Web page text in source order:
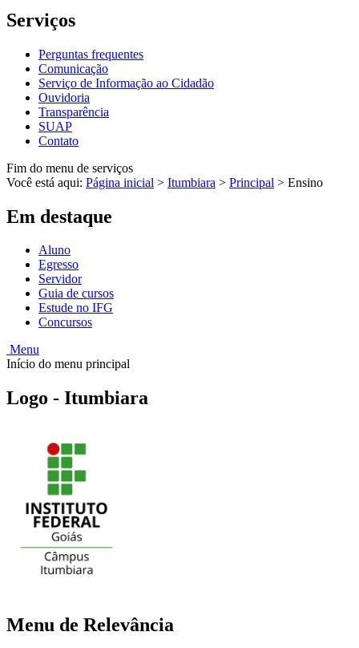
Serviços
Perguntas frequentes
Comunicação
Serviço de Informação ao Cidadão
Ouvidoria
Transparência
SUAP
Contato
Fim do menu de serviços
Você está aqui: Página inicial > Itumbiara > Principal > Ensino
Em destaque
Aluno
Egresso
Servidor
Guia de cursos
Estude no IFG
Concursos
Menu
Início do menu principal
Logo - Itumbiara
Menu de Relevância